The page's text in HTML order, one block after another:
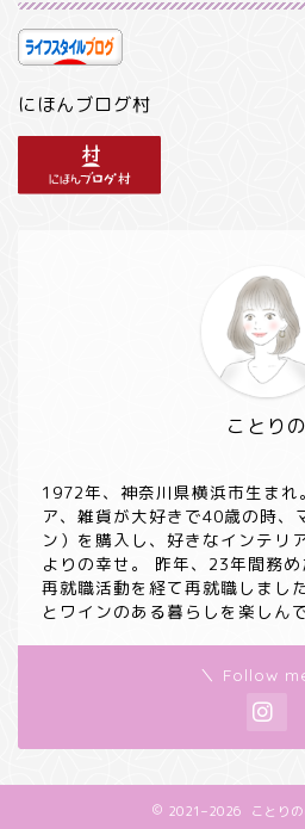
にほんブログ村
ことりの
1972年、神奈川県横浜市生まれ
ア、雑貨が大好きで40歳の時、
ン）を購入し、好きなインテリ
よりの幸せ。 昨年、23年間務め
再就職活動を経て再就職しまし
とワインのある暮らしを楽しん
＼ Follow
2021–2026 ことりの